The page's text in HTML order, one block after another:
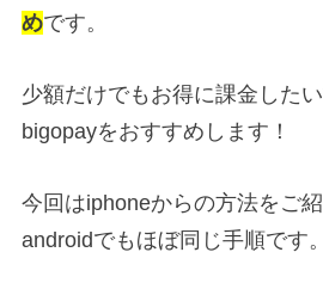
めです。
少額だけでもお得に課金した
bigopayをおすすめします！
今回はiphoneからの方法をご紹
androidでもほぼ同じ手順です。